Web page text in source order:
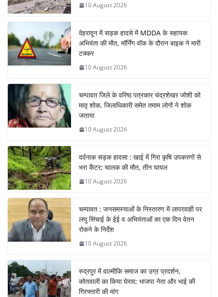
10 August 2026
देहरादून में सड़क हादसे में MDDA के सहायक
अभियंता की मौत, मॉर्निंग वॉक के दौरान बाइक ने मारी
टक्कर
10 August 2026
चम्पावत जिले के वरिष्ठ पत्रकार चंद्रशेखर जोशी को
मातृ शोक, जिलाधिकारी समेत तमाम लोगों ने शोक
जताया
10 August 2026
दर्दनाक सड़क हादसा : खाई में गिरा कृषि उपकरणों से
भरा कैंटर; चालक की मौत, तीन घायल
10 August 2026
चम्पावत : जनसमस्याओं के निस्तारण में लापरवाही पर
लघु सिंचाई के ईई व अभियंताओं का एक दिन वेतन
रोकने के निर्देश
10 August 2026
रुद्रपुर में वाल्मीकि समाज का उग्र प्रदर्शन,
कोतवाली का किया घेराव; भाजपा नेता और भाई की
गिरफ्तारी की मांग